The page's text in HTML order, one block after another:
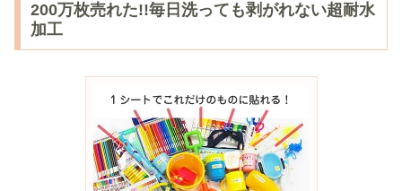
200万枚売れた!!毎日洗っても剥がれない超耐水
加工